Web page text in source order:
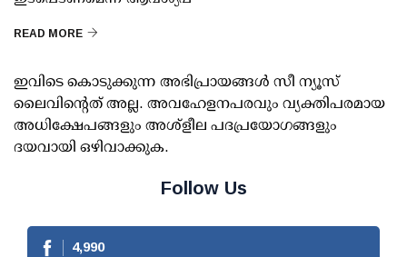
READ MORE
ഇവിടെ കൊടുക്കുന്ന അഭിപ്രായങ്ങള്‍ സീ ന്യൂസ്
ലൈവിന്റെത് അല്ല. അവഹേളനപരവും വ്യക്തിപരമായ
അധിക്ഷേപങ്ങളും അശ്‌ളീല പദപ്രയോഗങ്ങളും
ദയവായി ഒഴിവാക്കുക.
Follow Us
4,990